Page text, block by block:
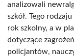
analizowali
szkół. Tego
rok szkolny, a w
dotyczące
policjantów,